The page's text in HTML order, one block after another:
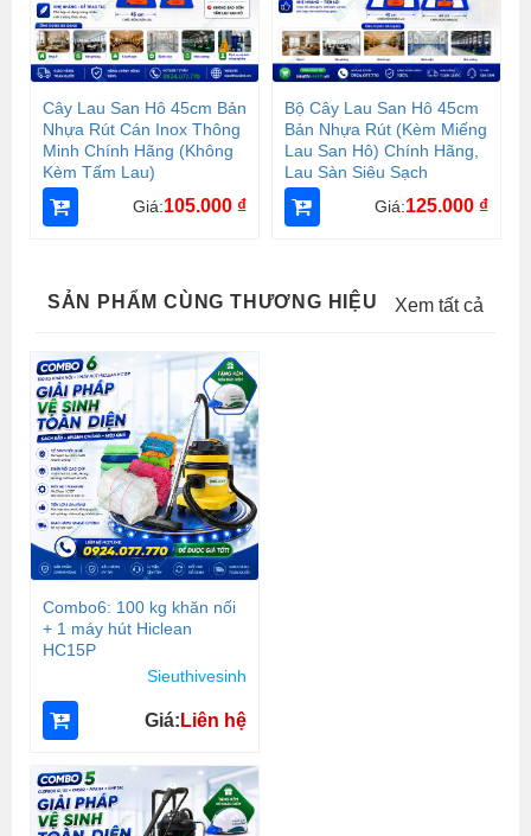
Cây Lau San Hô 45cm Bản
Nhựa Rút Cán Inox Thông
Minh Chính Hãng (Không
Kèm Tấm Lau)
Giá:105.000 ₫
Bộ Cây Lau San Hô 45cm
Bản Nhựa Rút (Kèm Miếng
Lau San Hô) Chính Hãng,
Lau Sàn Siêu Sạch
Giá:125.000 ₫
SẢN PHẨM CÙNG THƯƠNG HIỆU Xem tất cả
Combo6: 100 kg khăn nối
+ 1 máy hút Hiclean
HC15P
Sieuthivesinh
Giá: Liên hệ